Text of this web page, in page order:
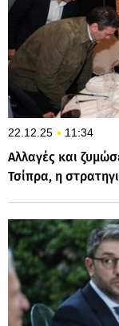
22.12.25 11:34
Αλλαγές και
Τσίπρα, η